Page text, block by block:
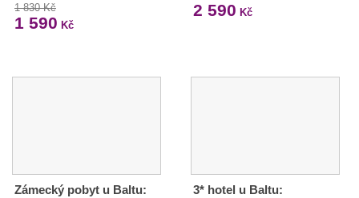
1 830 Kč
1 590 Kč
2 590 Kč
Zámecký pobyt u Baltu:
3* hotel u Baltu: